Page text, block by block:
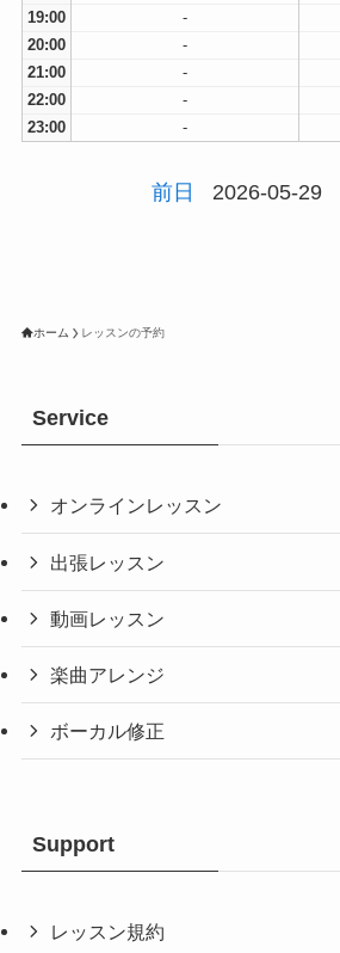
19:00
-
20:00
-
21:00
-
22:00
-
23:00
-
前日 2026-05-29
ホーム レッスンの予約
Service
オンラインレッスン
出張レッスン
動画レッスン
楽曲アレンジ
ボーカル修正
Support
レッスン規約